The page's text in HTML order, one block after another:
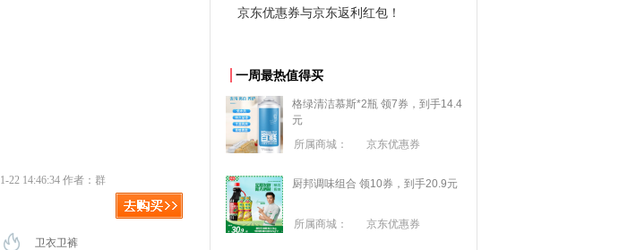
22 14:46:34 作者：群
卫衣卫裤
京东优惠券与京东返利红包！ 拼多多优惠券+拼多多返利
一周最热值得买
格绿清洁慕斯*2瓶 领7券，到手14.4
元
所属商城：
京东优惠券
厨邦调味组合 领10券，到手20.9元
所属商城： 京东优惠券